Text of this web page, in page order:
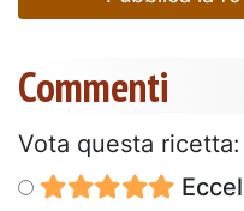
Commenti
Vota questa ricetta: